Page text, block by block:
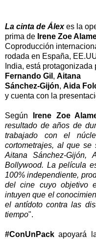
La cinta de Álexes la
prima de Irene Zoe
Coproducción
rodada en España,
India, está protagonizada
Fernando Gil , Aitana
Sánchez-Gijón, Aida
y cuenta con la
Según Irene Zoe
resultado de años de
trabajado con el
cortometrajes, al que se
Aitana Sánchez-
Bollywood. La película
100% independiente,
del cine cuyo objetivo
intuyen que el
el antídoto contra las
tiempo".
#ConUnPack apoyará